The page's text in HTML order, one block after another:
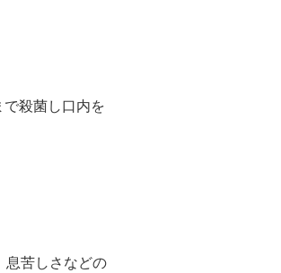
殺菌し口内を
息苦しさなどの